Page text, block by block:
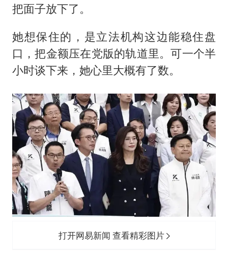
把面子放下了。
她想保住的，是立法机构这边能稳住盘
口，把金额压在党版的轨道里。可一个半
小时谈下来，她心里大概有了数。
打开网易新闻 查看精彩图片